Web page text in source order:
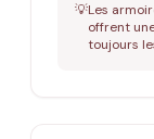
💡Les
offrent
toujours